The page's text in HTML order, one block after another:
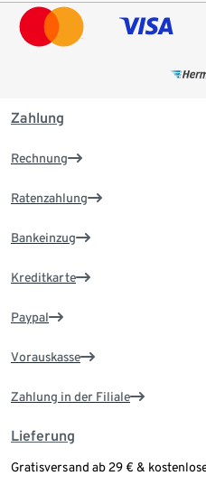
Zahlung
Rechnung
Ratenzahlung
Bankeinzug
Kreditkarte
Paypal
Vorauskasse
Zahlung in der Filiale
Lieferung
Gratisversand ab 29 € &